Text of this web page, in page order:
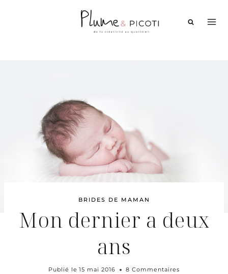
BRIDES DE MAMAN
Mon dernier a deux
ans
Publié le 15 mai 2016 8 Commentaires